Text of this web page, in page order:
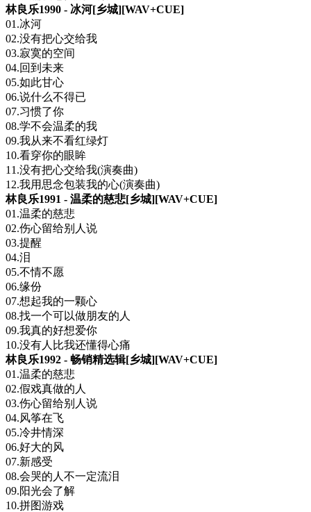
林良乐1990 - 冰河[乡城][WAV+CUE]
01.冰河
02.没有把心交给我
03.寂寞的空间
04.回到未来
05.如此甘心
06.说什么不得已
07.习惯了你
08.学不会温柔的我
09.我从来不看红绿灯
10.看穿你的眼眸
11.没有把心交给我(演奏曲)
12.我用思念包装我的心(演奏曲)
林良乐1991 - 温柔的慈悲[乡城][WAV+CUE]
01.温柔的慈悲
02.伤心留给别人说
03.提醒
04.泪
05.不情不愿
06.缘份
07.想起我的一颗心
08.找一个可以做朋友的人
09.我真的好想爱你
10.没有人比我还懂得心痛
林良乐1992 - 畅销精选辑[乡城][WAV+CUE]
01.温柔的慈悲
02.假戏真做的人
03.伤心留给别人说
04.风筝在飞
05.冷井情深
06.好大的风
07.新感受
08.会哭的人不一定流泪
09.阳光会了解
10.拼图游戏